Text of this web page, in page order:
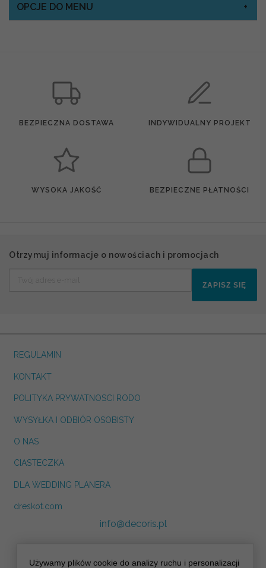
OPCJE DO MENU
BEZPIECZNA DOSTAWA INDYWIDUALNY PROJEKT
WYSOKA JAKOŚĆ BEZPIECZNE PŁATNOŚCI
Otrzymuj informacje o nowościach i promocjach
ZAPISZ SIĘ
REGULAMIN
KONTAKT
POLITYKA PRYWATNOSCI RODO
WYSYŁKA I ODBIÓR OSOBISTY
O NAS
CIASTECZKA
DLA WEDDING PLANERA
dreskot.com
info@decoris.pl
Używamy plików cookie do analizy ruchu i personalizacji